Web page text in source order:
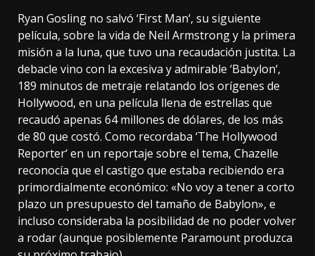
Ryan Gosling no salvó ‘First Man‘, su siguiente
película, sobre la vida de Neil Armstrong y la primera
misión a la luna, que tuvo una recaudación justita. La
debacle vino con la excesiva y admirable ‘Babylon‘,
189 minutos de metraje relatando los orígenes de
Hollywood, en una película llena de estrellas que
recaudó apenas 64 millones de dólares, de los más
de 80 que costó. Como recordaba ‘The Hollywood
Reporter‘ en un reportaje sobre el tema, Chazelle
reconocía que el castigo que estaba recibiendo era
primordialmente económico: «No voy a tener a corto
plazo un presupuesto del tamaño de Babylon», e
incluso consideraba la posibilidad de no poder volver
a rodar (aunque posiblemente Paramount produzca